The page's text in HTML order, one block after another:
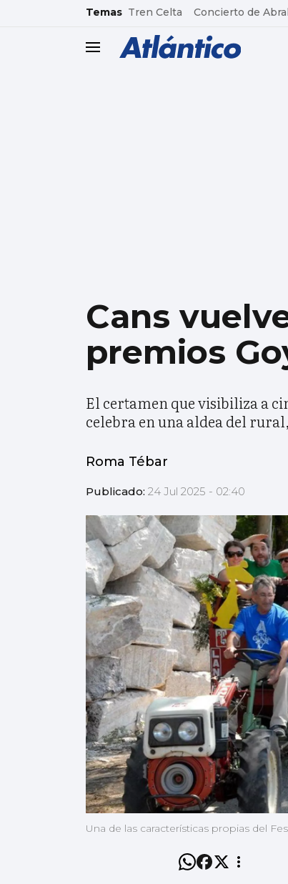
common.go-to-content
Temas Tren Celta Concierto de
header.menu.open
Cans
premios
El certamen que visibiliza a
celebra en una aldea del
Roma Tébar
Publicado: 24 Jul 2025 - 02:40
Una de las características propias del